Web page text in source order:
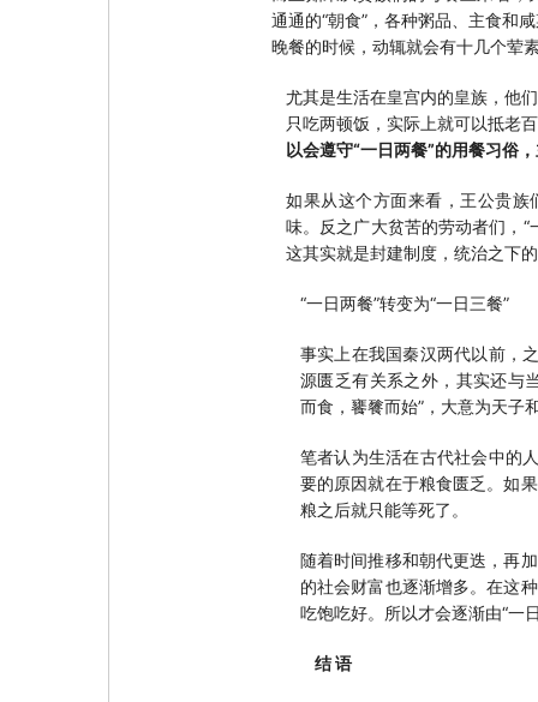
通通的“朝食”，各种粥品、主食和
晚餐的时候，动辄就会有十几个荤
尤其是生活在皇宫内的皇族，他
只吃两顿饭，实际上就可以抵老
以会遵守“一日两餐”的用餐习俗
如果从这个方面来看，王公贵族
味。反之广大贫苦的劳动者们，
这其实就是封建制度，统治之下
“一日两餐”转变为“一日三餐”
事实上在我国秦汉两代以前，
源匮乏有关系之外，其实还与
而食，饔餮而始”，大意为天子
笔者认为生活在古代社会中的
要的原因就在于粮食匮乏。如
粮之后就只能等死了。
随着时间推移和朝代更迭，再
的社会财富也逐渐增多。在这
吃饱吃好。所以才会逐渐由“一
结 语